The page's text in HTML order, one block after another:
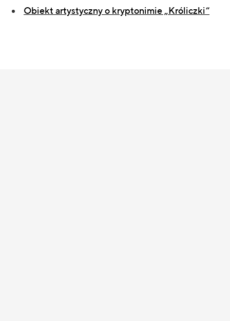
Obiekt artystyczny o kryptonimie „Króliczki”